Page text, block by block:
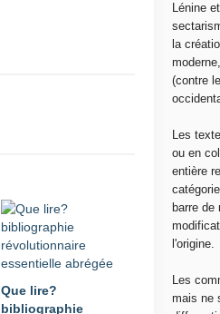
Que lire?
bibliographie
Lénine
la
(contre
Les
ou en
entière
barre
l'origine.
Les
mais ne